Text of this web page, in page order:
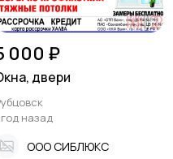
000 ₽
двери
год назад
ООО СИБЛЮКС